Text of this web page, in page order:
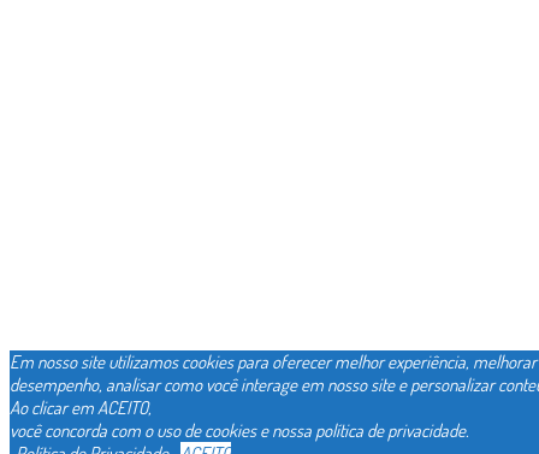
Em nosso site utilizamos cookies para oferecer melhor experiência,
desempenho, analisar como você interage em nosso site e personalizar
Ao clicar em ACEITO,
você concorda com o uso de cookies e nossa política de privacidade.